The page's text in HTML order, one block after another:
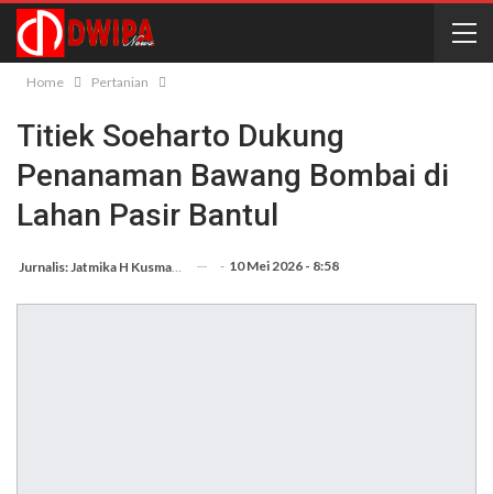
Home Pertanian
Titiek Soeharto Dukung
Penanaman Bawang Bombai di
Lahan Pasir Bantul
- 10 Mei 2026 - 8:58